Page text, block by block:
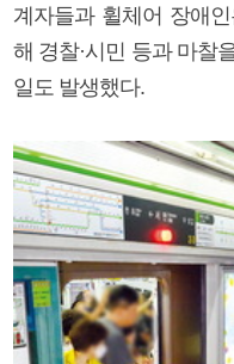
계자들과 휠체어 장애
해 경찰·시민 등과 마찰
일도 발생했다.